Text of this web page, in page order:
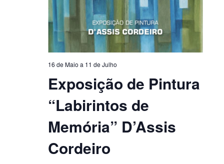
Exposição de Pintura
“Labirintos de
Memória” D’Assis
Cordeiro
16 de Maio a 11 de Julho